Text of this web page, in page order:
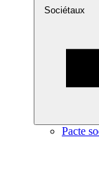
Sociétaux
Pacte